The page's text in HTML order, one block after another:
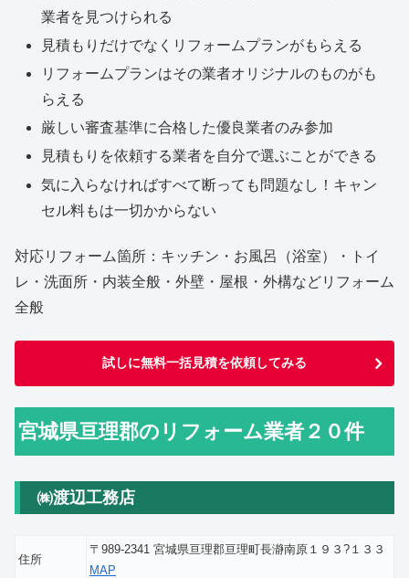
業者を見つけられる
見積もりだけでなくリフォームプランがもらえる
リフォームプランはその業者オリジナルのものがも
らえる
厳しい審査基準に合格した優良業者のみ参加
見積もりを依頼する業者を自分で選ぶことができる
気に入らなければすべて断っても問題なし！キャン
セル料もは一切かからない
対応リフォーム箇所：キッチン・お風呂（浴室）・トイ
レ・洗面所・内装全般・外壁・屋根・外構などリフォーム
全般
試しに無料一括見積を依頼してみる
宮城県亘理郡のリフォーム業者２０件
㈱渡辺工務店
住所
〒989-2341 宮城県亘理郡亘理町長瀞南原１９３?１３３
MAP